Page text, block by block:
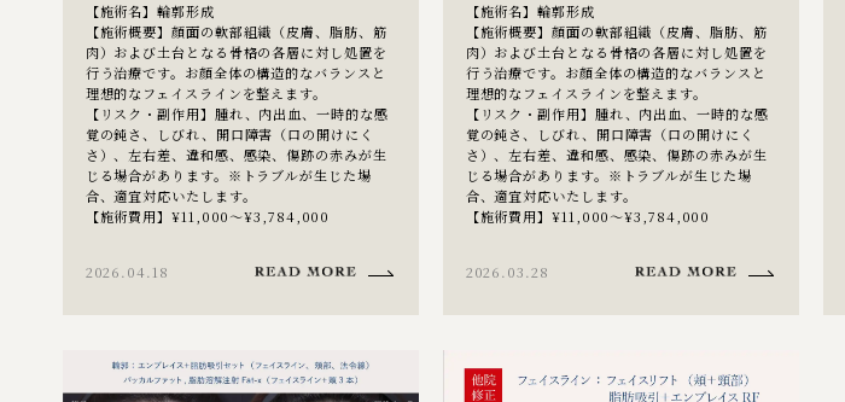
【施術名】輪郭形成
【施術概要】顔面の軟部組織（皮膚、脂肪、筋
肉）および土台となる骨格の各層に対し処置を
行う治療です。お顔全体の構造的なバランスと
理想的なフェイスラインを整えます。
【リスク・副作用】腫れ、内出血、一時的な感
覚の鈍さ、しびれ、開口障害（口の開けにく
さ）、左右差、違和感、感染、傷跡の赤みが生
じる場合があります。※トラブルが生じた場
合、適宜対応いたします。
【施術費用】¥11,000～¥3,784,000
2026.04.18
【施術名】輪郭形成
【施術概要】顔面の軟部組織（皮膚、脂肪、筋
肉）および土台となる骨格の各層に対し処置を
行う治療です。お顔全体の構造的なバランスと
理想的なフェイスラインを整えます。
【リスク・副作用】腫れ、内出血、一時的な感
覚の鈍さ、しびれ、開口障害（口の開けにく
さ）、左右差、違和感、感染、傷跡の赤みが生
じる場合があります。※トラブルが生じた場
合、適宜対応いたします。
【施術費用】¥11,000～¥3,784,000
2026.03.28